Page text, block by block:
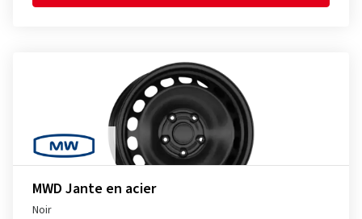
MWD Jante en acier
Noir